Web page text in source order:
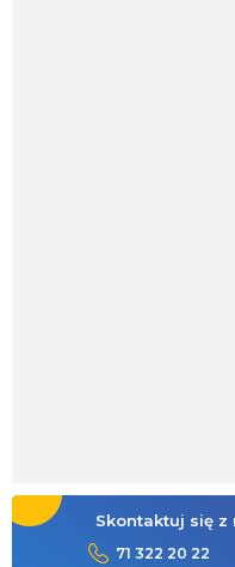
Skontaktuj się z
71 322 20 22